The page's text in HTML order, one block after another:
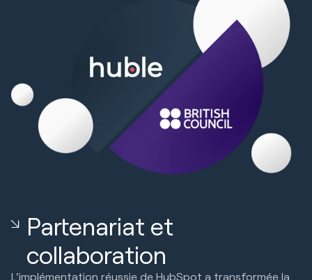
Partenariat et
collaboration
L'implémentation réussie de HubSpot a transformée la